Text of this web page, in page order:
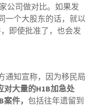
公司做对比。如果发
一个大股东的话，就以
即使批准了，也会发
通知宣称，因为移民局
对大量的H1B加急处
案件， 包括往年遗留到